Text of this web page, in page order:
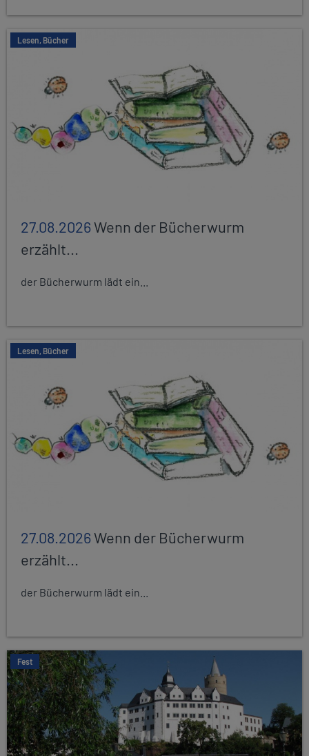
Lesen, Bücher
27.08.2026Wenn der Bücherwurm
erzählt...
der Bücherwurm lädt ein...
Lesen, Bücher
27.08.2026Wenn der Bücherwurm
erzählt...
der Bücherwurm lädt ein...
Fest